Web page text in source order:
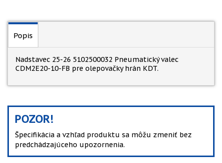
Popis
Nadstavec 25-26 5102500032 Pneumatický valec
CDM2E20-10-FB pre olepovačky hrán KDT.
POZOR!
Špecifikácia a vzhľad produktu sa môžu zmeniť bez
predchádzajúceho upozornenia.